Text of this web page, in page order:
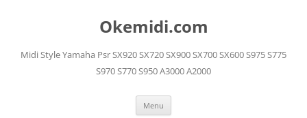
Okemidi.com
Midi Style Yamaha Psr SX920 SX720 SX900 SX700 SX600 S975 S775
S970 S770 S950 A3000 A2000
Menu